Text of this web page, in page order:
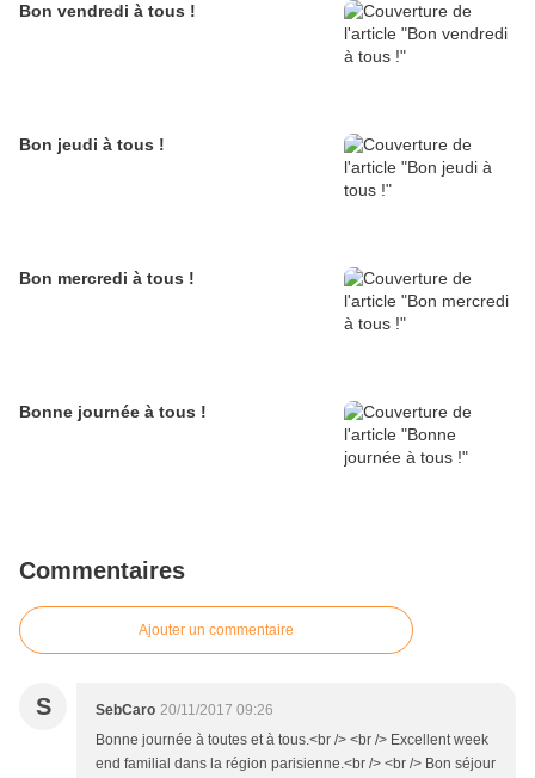
Bon vendredi à tous !
Bon jeudi à tous !
Bon mercredi à tous !
Bonne journée à tous !
Commentaires
Ajouter un commentaire
S SebCaro 20/11/2017 09:26
Bonne journée à toutes et à tous.<br /> <br /> Excellent week
end familial dans la région parisienne.<br /> <br /> Bon séjour